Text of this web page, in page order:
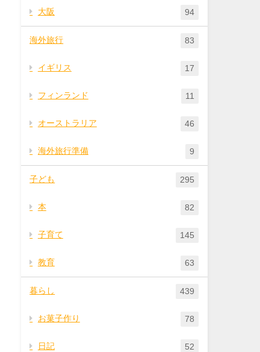
大阪 94
海外旅行 83
イギリス 17
フィンランド 11
オーストラリア 46
海外旅行準備 9
子ども 295
本 82
子育て 145
教育 63
暮らし 439
お菓子作り 78
日記 52